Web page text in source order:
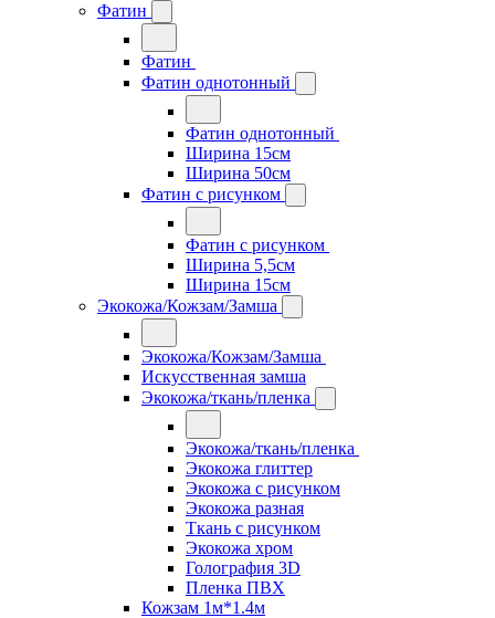
Фатин
Фатин
Фатин однотонный
Фатин однотонный
Ширина 15см
Ширина 50см
Фатин с рисунком
Фатин с рисунком
Ширина 5,5см
Ширина 15см
Экокожа/Кожзам/Замша
Экокожа/Кожзам/Замша
Искусственная замша
Экокожа/ткань/пленка
Экокожа/ткань/пленка
Экокожа глиттер
Экокожа с рисунком
Экокожа разная
Ткань с рисунком
Экокожа хром
Голография 3D
Пленка ПВХ
Кожзам 1м*1.4м